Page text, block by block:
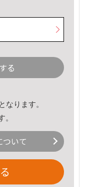
る
なります。
。
いて